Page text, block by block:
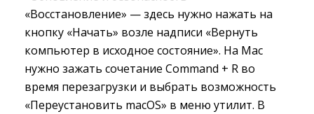
«Восстановление» — здесь нужно нажать на
кнопку «Начать» возле надписи «Вернуть
компьютер в исходное состояние». На Mac
нужно зажать сочетание Command + R во
время перезагрузки и выбрать возможность
«Переустановить macOS» в меню утилит. В